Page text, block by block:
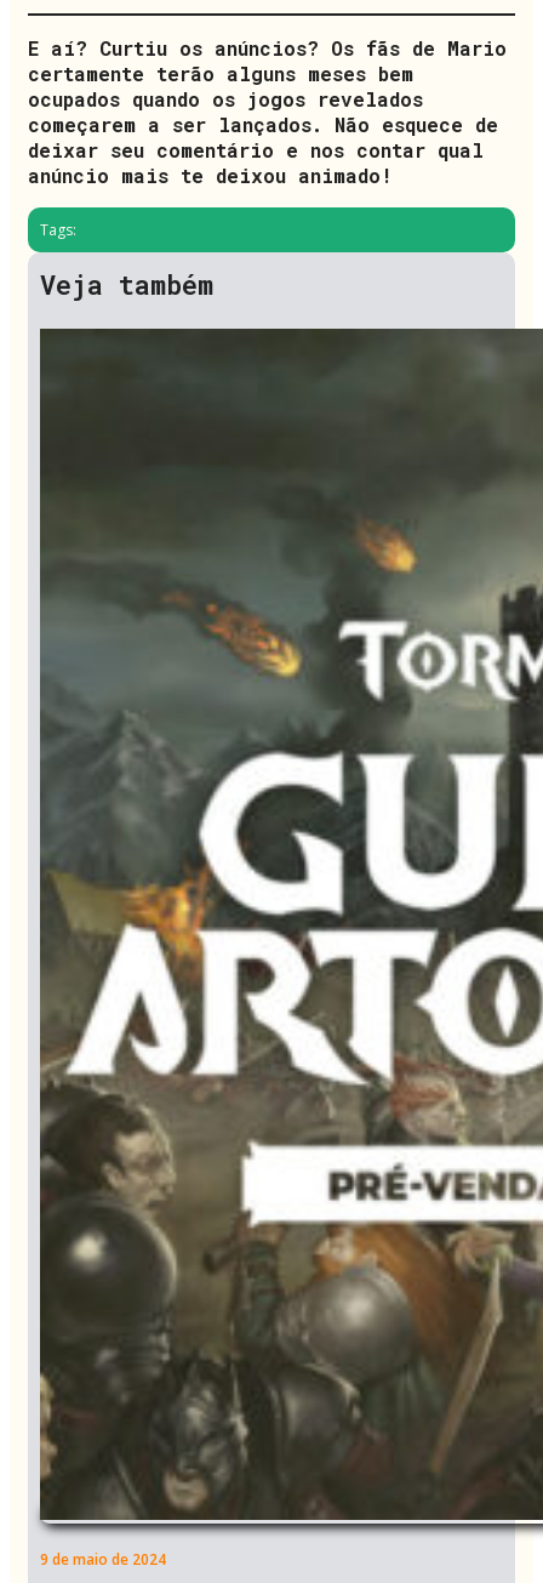
E aí? Curtiu os anúncios? Os fãs de Mario
certamente terão alguns meses bem
ocupados quando os jogos revelados
começarem a ser lançados. Não esquece de
deixar seu comentário e nos contar qual
anúncio mais te deixou animado!
Tags:
Veja também
9 de maio de 2024